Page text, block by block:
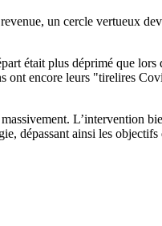
un cercle vertueux
était plus déprimé que
ont encore leurs "tirelires
L’intervention
dépassant ainsi les